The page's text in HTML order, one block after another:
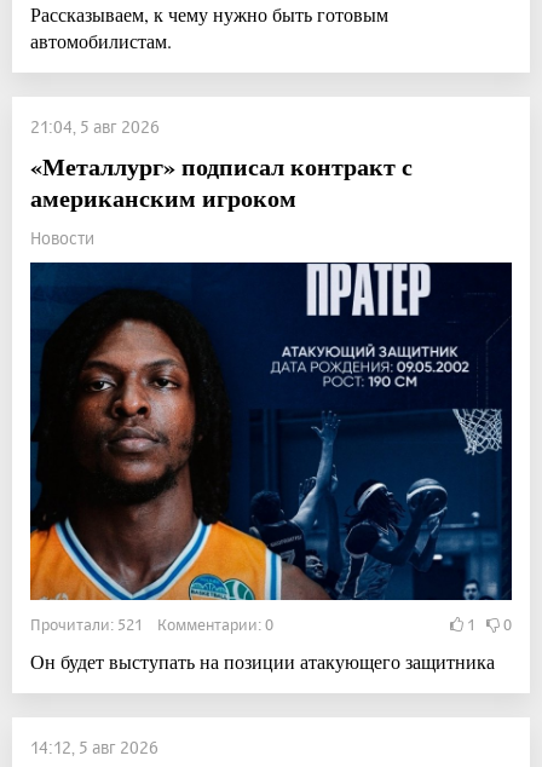
Рассказываем, к чему нужно быть готовым
автомобилистам.
21:04, 5 авг 2026
«Металлург» подписал контракт с
американским игроком
Новости
Прочитали: 521 Комментарии: 0 1 0
Он будет выступать на позиции атакующего защитника
14:12, 5 авг 2026